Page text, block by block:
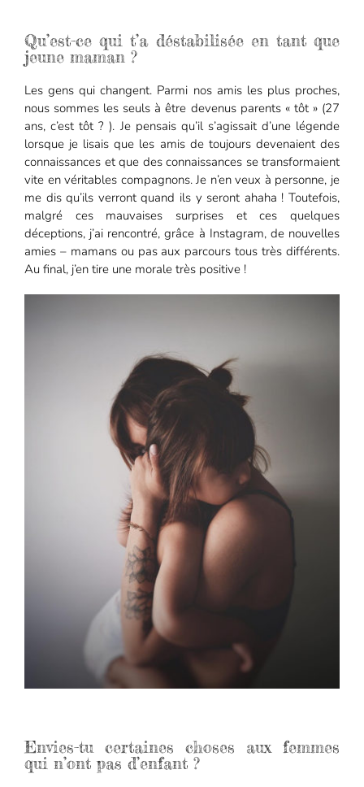
Qu’est-ce qui t’a déstabilisée en tant que
jeune maman ?
Les gens qui changent. Parmi nos amis les plus proches,
nous sommes les seuls à être devenus parents « tôt » (27
ans, c’est tôt ? ). Je pensais qu’il s’agissait d’une légende
lorsque je lisais que les amis de toujours devenaient des
connaissances et que des connaissances se transformaient
vite en véritables compagnons. Je n’en veux à personne, je
me dis qu’ils verront quand ils y seront ahaha ! Toutefois,
malgré ces mauvaises surprises et ces quelques
déceptions, j’ai rencontré, grâce à Instagram, de nouvelles
amies – mamans ou pas aux parcours tous très différents.
Au final, j’en tire une morale très positive !
Envies-tu certaines choses aux femmes
qui n’ont pas d’enfant ?